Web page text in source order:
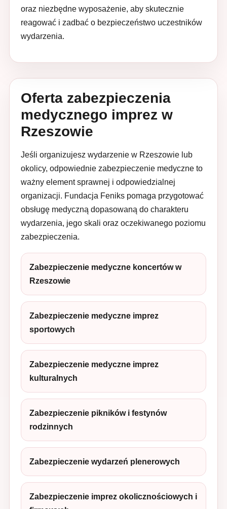
oraz niezbędne wyposażenie, aby skutecznie
reagować i zadbać o bezpieczeństwo uczestników
wydarzenia.
Oferta zabezpieczenia
medycznego imprez w
Rzeszowie
Jeśli organizujesz wydarzenie w Rzeszowie lub
okolicy, odpowiednie zabezpieczenie medyczne to
ważny element sprawnej i odpowiedzialnej
organizacji. Fundacja Feniks pomaga przygotować
obsługę medyczną dopasowaną do charakteru
wydarzenia, jego skali oraz oczekiwanego poziomu
zabezpieczenia.
Zabezpieczenie medyczne koncertów w
Rzeszowie
Zabezpieczenie medyczne imprez
sportowych
Zabezpieczenie medyczne imprez
kulturalnych
Zabezpieczenie pikników i festynów
rodzinnych
Zabezpieczenie wydarzeń plenerowych
Zabezpieczenie imprez okolicznościowych i